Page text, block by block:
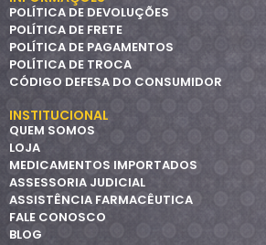
POLÍTICA DE DEVOLUÇÕES
POLÍTICA DE FRETE
POLÍTICA DE PAGAMENTOS
POLÍTICA DE TROCA
CÓDIGO DEFESA DO CONSUMIDOR
INSTITUCIONAL
QUEM SOMOS
LOJA
MEDICAMENTOS IMPORTADOS
ASSESSORIA JUDICIAL
ASSISTÊNCIA FARMACÊUTICA
FALE CONOSCO
BLOG